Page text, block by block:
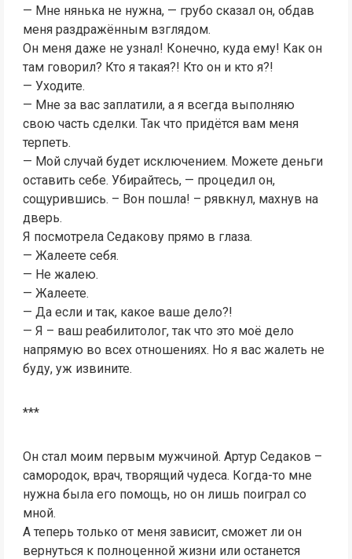
— Мне нянька не нужна, — грубо сказал он, обдав
меня раздражённым взглядом.
Он меня даже не узнал! Конечно, куда ему! Как он
там говорил? Кто я такая?! Кто он и кто я?!
— Уходите.
— Мне за вас заплатили, а я всегда выполняю
свою часть сделки. Так что придётся вам меня
терпеть.
— Мой случай будет исключением. Можете деньги
оставить себе. Убирайтесь, — процедил он,
сощурившись. – Вон пошла! – рявкнул, махнув на
дверь.
Я посмотрела Седакову прямо в глаза.
— Жалеете себя.
— Не жалею.
— Жалеете.
— Да если и так, какое ваше дело?!
— Я – ваш реабилитолог, так что это моё дело
напрямую во всех отношениях. Но я вас жалеть не
буду, уж извините.
***
Он стал моим первым мужчиной. Артур Седаков –
самородок, врач, творящий чудеса. Когда-то мне
нужна была его помощь, но он лишь поиграл со
мной.
А теперь только от меня зависит, сможет ли он
вернуться к полноценной жизни или останется